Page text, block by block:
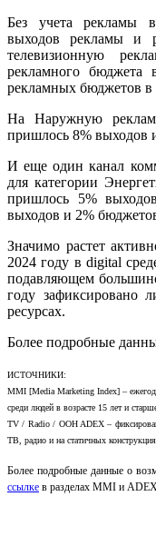
Без учета рекламы
выходов рекламы и
телевизионную
рекламного
рекламных бюджетов в
На Наружную
пришлось 8% выходов
И еще один канал
для категории
пришлось 5%
выходов и 2%
Значимо растет
2024 году в digital
подавляющем
году зафиксировано
ресурсах.
Более подробные
ИСТОЧНИКИ:
MMI [Media Marketing Index] –
среди людей в возрасте 15 лет и
TV / Radio / OOH ADEX –
ТВ, радио и на статичных
Более подробные данные о
ссылке в разделах MMI и